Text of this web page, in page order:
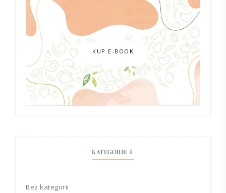
KUP E-BOOK
KATEGORIE ⇩
Bez kategorii